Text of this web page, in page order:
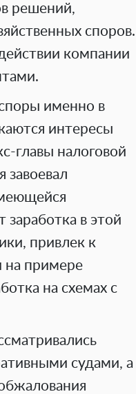
решений,
споров.
компании
именно в
интересы
главы налоговой
завоевал
в этой
привлек к
на примере
на схемах с
судами, а